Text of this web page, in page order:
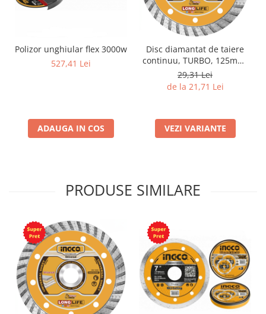
Polizor unghiular flex 3000w
527,41 Lei
ADAUGA IN COS
Disc diamantat de taiere
continuu, TURBO, 125mm,
180mm, 230mm
29,31 Lei
de la 21,71 Lei
VEZI VARIANTE
PRODUSE SIMILARE